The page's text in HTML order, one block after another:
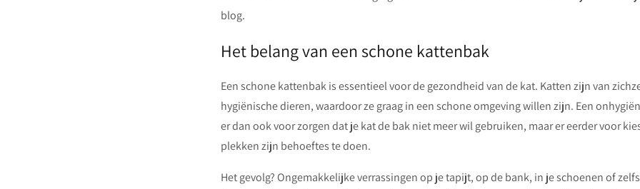
blog.
Het belang van een schone kattenbak
Een schone kattenbak is essentieel voor de gezondheid van de kat. Katten zijn van
hygiënische dieren, waardoor ze graag in een schone omgeving willen zijn. Een
er dan ook voor zorgen dat je kat de bak niet meer wil gebruiken, maar er eerder voor
plekken zijn behoeftes te doen.
Het gevolg? Ongemakkelijke verrassingen op je tapijt, op de bank, in je schoenen of